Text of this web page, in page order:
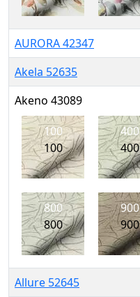
AURORA 42347
Akela 52635
Akeno 43089
100
100
400
400
800
800
900
900
Allure 52645